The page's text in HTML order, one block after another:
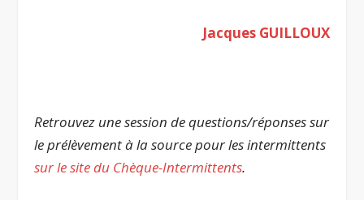
Jacques GUILLOUX
Retrouvez une session de questions/réponses sur
le prélèvement à la source pour les intermittents
sur le site du Chèque-Intermittents.